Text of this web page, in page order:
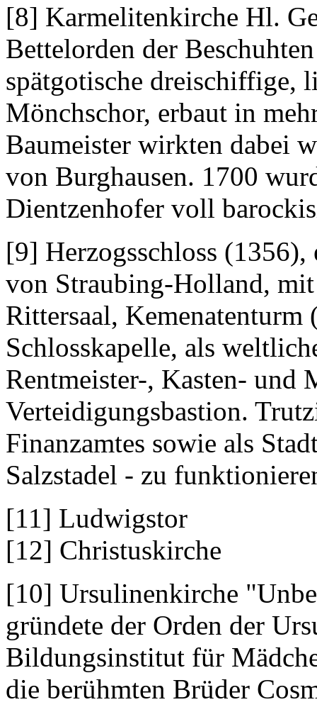
[8] Karmelitenkirche Hl.
Bettelorden der
spätgotische dreischiffige,
Mönchschor, erbaut in
Baumeister wirkten dabei
von Burghausen. 1700
Dientzenhofer voll
[9] Herzogsschloss
von Straubing-Holland,
Rittersaal, Kemenatenturm
Schlosskapelle, als
Rentmeister-, Kasten- und
Verteidigungsbastion.
Finanzamtes sowie als
Salzstadel - zu
[11] Ludwigstor
[12] Christuskirche
[10] Ursulinenkirche
gründete der Orden der
Bildungsinstitut für
die berühmten Brüder